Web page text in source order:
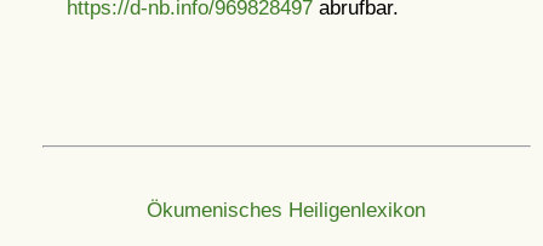
https://d-nb.info/969828497abrufbar.
Ökumenisches Heiligenlexikon